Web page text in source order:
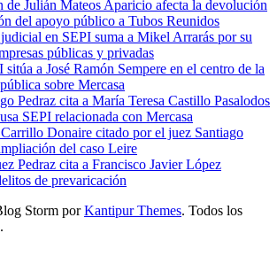
de Julián Mateos Aparicio afecta la devolución
del apoyo público a Tubos Reunidos
en SEPI suma a Mikel Arrarás por su
públicas y privadas
sitúa a José Ramón Sempere en el centro de la
sobre Mercasa
Pedraz cita a María Teresa Castillo Pasalodos
SEPI relacionada con Mercasa
Donaire citado por el juez Santiago
del caso Leire
Pedraz cita a Francisco Javier López
de prevaricación
Storm porKantipur Themes. Todos los